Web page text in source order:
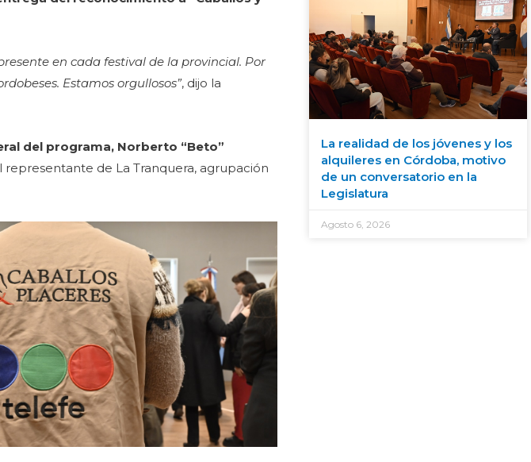
en cada festival de la provincial. Por
Estamos orgullosos”, dijo la
del programa, Norberto “Beto”
representante de La Tranquera, agrupación
La realidad de los jóvenes y los
alquileres en Córdoba, motivo
de un conversatorio en la
Legislatura
Agosto 6, 2026